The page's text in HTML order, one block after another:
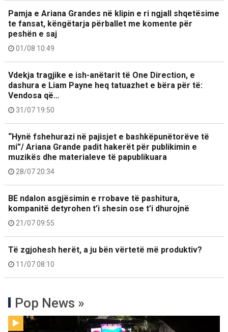
Pamja e Ariana Grandes në klipin e ri ngjall shqetësime
te fansat, këngëtarja përballet me komente për
peshën e saj
01/08 10:49
Vdekja tragjike e ish-anëtarit të One Direction, e
dashura e Liam Payne heq tatuazhet e bëra për të:
Vendosa që…
31/07 19:50
“Hynë fshehurazi në pajisjet e bashkëpunëtorëve të
mi”/ Ariana Grande padit hakerët për publikimin e
muzikës dhe materialeve të papublikuara
28/07 20:34
BE ndalon asgjësimin e rrobave të pashitura,
kompanitë detyrohen t’i shesin ose t’i dhurojnë
21/07 09:55
Të zgjohesh herët, a ju bën vërtetë më produktiv?
11/07 08:10
Pop News »